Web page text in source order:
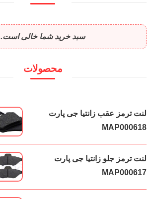
سبد خرید شما خالی است.
محصولات
لنت ترمز عقب زانتیا جی پارت
MAP000618
لنت ترمز جلو زانتیا جی پارت
MAP000617